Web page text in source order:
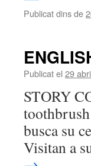
Publicat dins de
Publicat el 29
STORY
busca su
Visitan a